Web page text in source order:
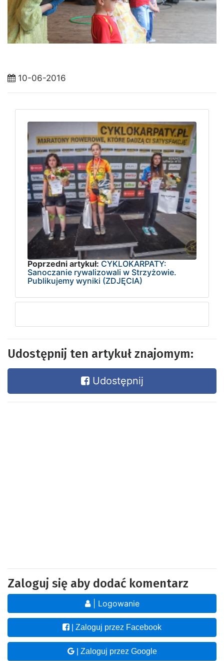
10-06-2016
Poprzedni artykuł: CYKLOKARPATY:
Sanoczanie rywalizowali w Strzyżowie.
Publikujemy wyniki (ZDJĘCIA)
Udostępnij ten artykuł znajomym:
Udostępnij
Zaloguj się aby dodać komentarz
| Logowanie
| Zaloguj przez Facebook
| Zaloguj przez Google